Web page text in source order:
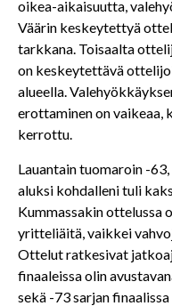
oikea-aikaisuutta,
Väärin keskeytettyä
tarkkana. Toisaalta
on keskeytettävä
alueella.
erottaminen on vaikeaa,
kerrottu.
Lauantain tuomaroin -
aluksi kohdalleni tuli
Kummassakin
yritteliäitä, vaikkei
Ottelut ratkesivat
finaaleissa olin
sekä -73 sarjan